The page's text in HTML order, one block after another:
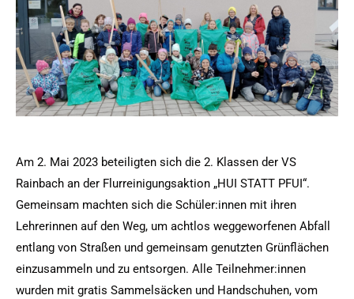
Am 2. Mai 2023 beteiligten sich die 2. Klassen der VS
Rainbach an der Flurreinigungsaktion „HUI STATT PFUI“.
Gemeinsam machten sich die Schüler:innen mit ihren
Lehrerinnen auf den Weg, um achtlos weggeworfenen Abfall
entlang von Straßen und gemeinsam genutzten Grünflächen
einzusammeln und zu entsorgen. Alle Teilnehmer:innen
wurden mit gratis Sammelsäcken und Handschuhen, vom